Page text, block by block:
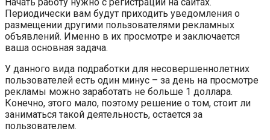
Периодически вам будут приходить уведомления о
размещении другими пользователями рекламных
объявлений. Именно в их просмотре и заключается
ваша основная задача.
У данного вида подработки для несовершеннолетних
пользователей есть один минус – за день на просмотре
рекламы можно заработать не больше 1 доллара.
Конечно, этого мало, поэтому решение о том, стоит ли
заниматься такой деятельность, остается за
пользователем.